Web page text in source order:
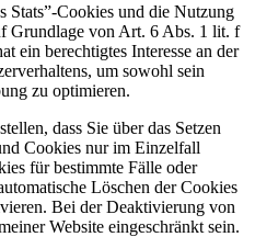
Stats”-Cookies und die Nutzung
Grundlage von Art. 6 Abs. 1 lit. f
ein berechtigtes Interesse an der
um sowohl sein
zu optimieren.
dass Sie über das Setzen
Cookies nur im Einzelfall
für bestimmte Fälle oder
Löschen der Cookies
Bei der Deaktivierung von
Website eingeschränkt sein.